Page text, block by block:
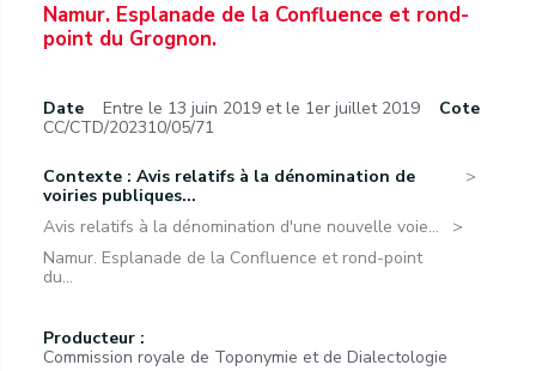
Namur. Esplanade de la Confluence et rond-
point du Grognon.
Date Entre le 13 juin 2019 et le 1er juillet 2019
Cote
CC/CTD/202310/05/71
Contexte : Avis relatifs à la dénomination de
voiries publiques...
Avis relatifs à la dénomination d'une nouvelle voie...
Namur. Esplanade de la Confluence et rond-point
du...
Producteur :
Commission royale de Toponymie et de Dialectologie